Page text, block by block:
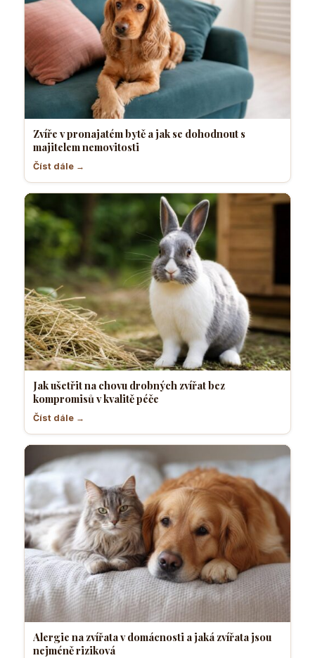
Zvíře v pronajatém bytě a jak se dohodnout s
majitelem nemovitosti
Číst dále →
Jak ušetřit na chovu drobných zvířat bez
kompromisů v kvalitě péče
Číst dále →
Alergie na zvířata v domácnosti a jaká zvířata jsou
nejméně riziková